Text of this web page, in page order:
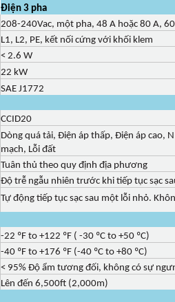
Điện 3 pha
208-240Vac, một pha, 48 A hoặc 80 A, 60
L1, L2, PE, kết nối cứng với khối klem
< 2.6 W
22 kW
SAE J1772
CCID20
Dòng quá tải, Điện áp thấp, Điện áp cao,
mạch, Lỗi đất
Tuân thủ theo quy định địa phương
Độ trễ ngẫu nhiên trước khi tiếp tục sạc
Tự động tiếp tục sạc sau một lỗi nhỏ.
-22 ºF to +122 ºF ( -30 ºC to +50 ºC)
-40 ºF to +176 ºF (-40 ºC to +80 ºC)
< 95% Độ ẩm tương đối, không có sự
Lên đến 6,500ft (2,000m)